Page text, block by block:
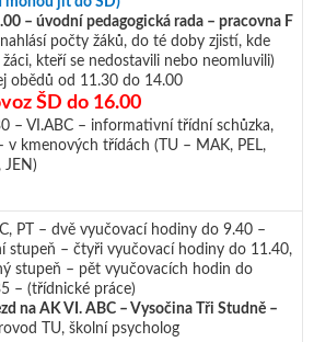
– úvodní pedagogická rada – pracovna F
počty žáků, do té doby zjistí, kde
žáci, kteří se nedostavili nebo neomluvili)
obědů od 11.30 do 14.00
ŠD do 16.00
– VI.ABC – informativní třídní schůzka,
v kmenových třídách (TU – MAK, PEL,
JEN)
PT – dvě vyučovací hodiny do 9.40 –
stupeň – čtyři vyučovací hodiny do 11.40,
stupeň – pět vyučovacích hodin do
– (třídnické práce)
na AK VI. ABC – Vysočina Tři Studně –
TU, školní psycholog